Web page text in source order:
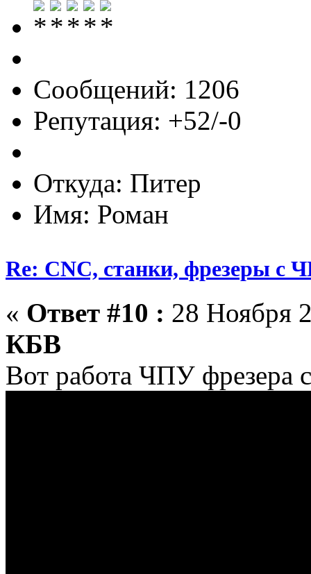
Сообщений: 1206
Репутация: +52/-0
Откуда: Питер
Имя: Роман
Re: CNC, станки, фрезеры с
« Ответ #10 : 28 Ноября
КБВ
Вот работа ЧПУ фрезера